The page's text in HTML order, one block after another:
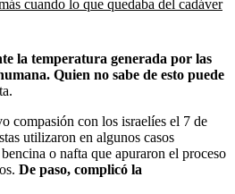
cuando lo que quedaba del cadáver
la temperatura generada por las
Quien no sabe de esto puede
compasión con los israelíes el 7 de
utilizaron en algunos casos
o nafta que apuraron el proceso
De paso, complicó la